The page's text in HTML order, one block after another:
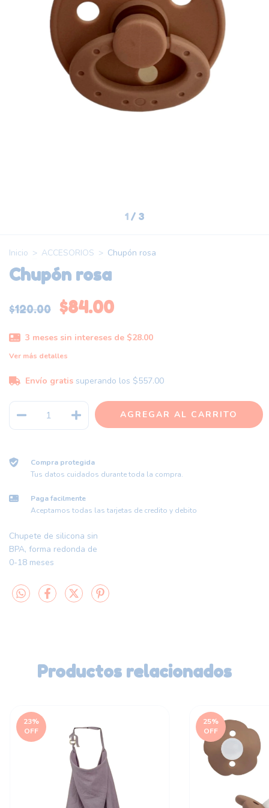
1 / 3
Inicio > ACCESORIOS > Chupón rosa
Chupón rosa
$120.00 $84.00
3 meses sin intereses de $28.00
Ver más detalles
Envío gratis superando los $557.00
Compra protegida
Tus datos cuidados durante toda la compra.
Paga facilmente
Aceptamos todas las tarjetas de credito y debito
Chupete de silicona sin
BPA, forma redonda de
0-18 meses
Productos relacionados
23%
OFF
25%
OFF